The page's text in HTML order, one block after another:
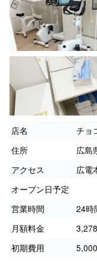
店名
チョ
住所
広島
アクセス
広
オープン日予定
営業時間
24時
月額料金
初期費用